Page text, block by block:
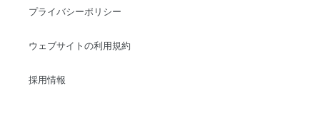
プライバシーポリシー
ウェブサイトの利用規約
採用情報